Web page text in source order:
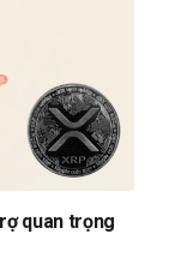
quan trọng